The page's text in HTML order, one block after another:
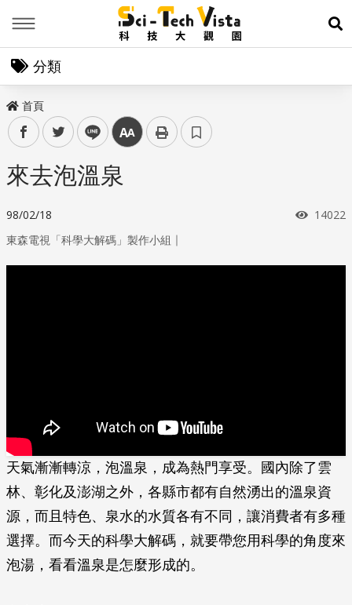
展
分類
首頁
facebooktwitter line 中
來去泡溫泉
98/02/18 瀏覽次
14022
東森電視「科學大解碼」製作小組 ｜
天氣漸漸轉涼，泡溫泉，成為熱門享受。國內除了雲
林、彰化及澎湖之外，各縣市都有自然湧出的溫泉資
源，而且特色、泉水的水質各有不同，讓消費者有多種
選擇。而今天的科學大解碼，就要帶您用科學的角度來
泡湯，看看溫泉是怎麼形成的。